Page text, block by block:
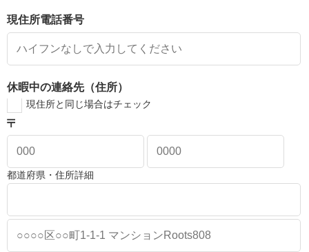
現住所電話番号
休暇中の連絡先（住所）
現住所と同じ場合はチェック
都道府県・住所詳細